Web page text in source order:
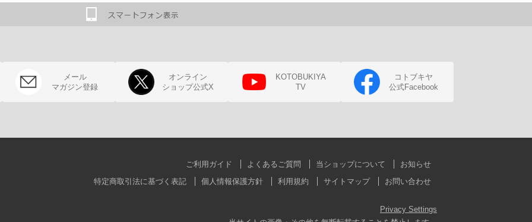
メール
マガジン登録
オンライン
ショップ公式X
KOTOBUKIYA
TV
コトブキヤ
公式Facebook
ご利用ガイド よくあるご質問 当ショップについて
お知らせ
特定商取引法に基づく表記
個人情報保護方針 利用規約 サイトマップ お問い合わせ
Privacy Settings